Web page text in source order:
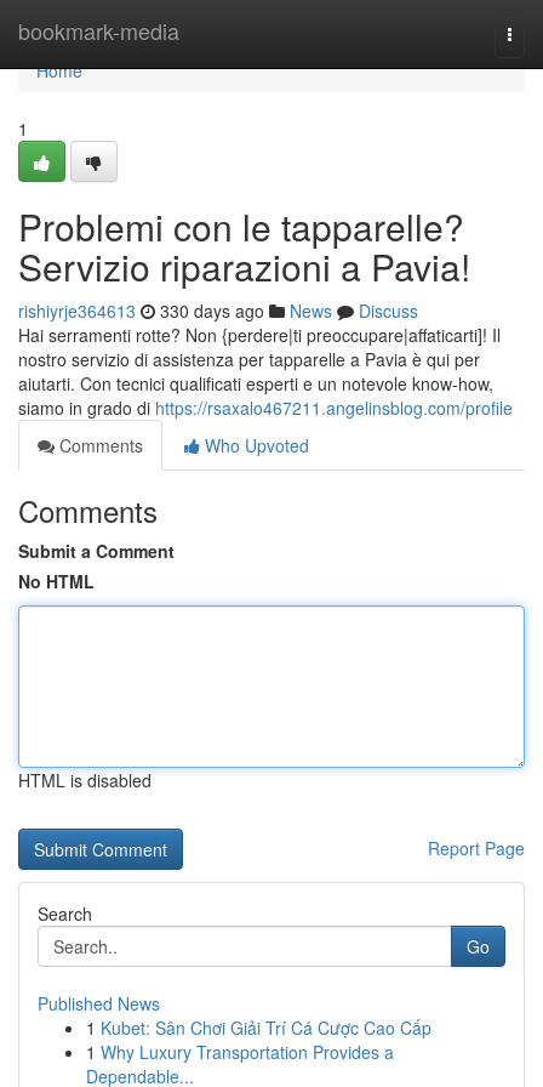
bookmark-media
Home
Home
1
Problemi con le tapparelle?
Servizio riparazioni a Pavia!
rishiyrje364613 330 days ago News
Discuss
Hai serramenti rotte? Non {perdere|ti preoccupare|affaticarti]! Il
nostro servizio di assistenza per tapparelle a Pavia è qui per
aiutarti. Con tecnici qualificati esperti e un notevole know-how,
siamo in grado di https://rsaxalo467211.angelinsblog.com/profile
Comments
Who Upvoted
Comments
Submit a Comment
No HTML
HTML is disabled
Report Page
Search
Go
Published News
1 Kubet: Sân Chơi Giải Trí Cá Cược Cao Cấp
1 Why Luxury Transportation Provides a
Dependable...